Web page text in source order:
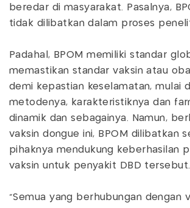
beredar di masyarakat. Pasalnya,
tidak dilibatkan dalam proses
Padahal, BPOM memiliki standar
memastikan standar vaksin atau
demi kepastian keselamatan, mulai
metodenya, karakteristiknya dan
dinamik dan sebagainya. Namun,
vaksin dongue ini, BPOM dilibatkan
pihaknya mendukung keberhasilan
vaksin untuk penyakit DBD tersebut.
"Semua yang berhubungan dengan